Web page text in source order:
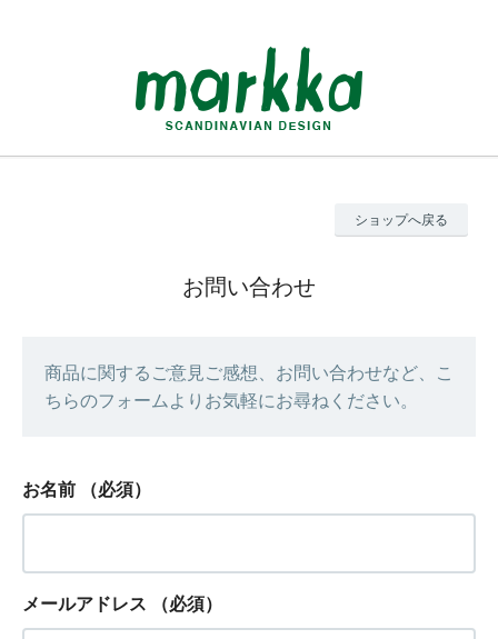
ショップへ戻る
お問い合わせ
商品に関するご意見ご感想、お問い合わせなど、こ
ちらのフォームよりお気軽にお尋ねください。
お名前 （必須）
メールアドレス （必須）